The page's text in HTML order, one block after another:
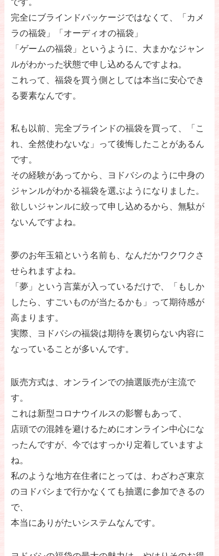
完全にブラインドパッケージではなくて、「カメ
ラの福袋」「オーディオの福袋」
「ゲームの福袋」というように、大まかなジャン
ルがわかった状態で申し込めるんですよね。
これって、福袋を買う側としては本当に安心でき
る要素なんです。
私も以前、完全ブラインドの福袋を買って、「こ
れ、全然使わないな」って後悔したことがあるん
です。
その経験があってから、ヨドバシのように中身の
ジャンルがわかる福袋を選ぶようになりました。
欲しいジャンルに絞って申し込めるから、無駄が
ないんですよね。
夢のお年玉箱という名前も、なんだかワクワクさ
せられますよね。
「夢」という言葉が入っているだけで、「もしか
したら、すごいものが当たるかも」って期待感が
高まります。
実際、ヨドバシの福袋は期待を裏切らない内容に
なっていることが多いんです。
販売方式は、オンラインでの抽選販売が主流で
す。
これは新型コロナウイルスの影響もあって、
店頭での混雑を避けるためにオンライン中心にな
ったんですが、今ではすっかり定着していますよ
ね。
私のような地方在住者にとっては、わざわざ東京
のヨドバシまで行かなくても抽選に参加できるの
で、
本当にありがたいシステムなんです。